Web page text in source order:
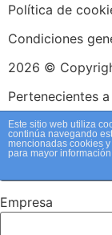
Política de
Condiciones
2026 ©
Pertenecientes
Este sitio web utiliza
continúa navegando
mencionadas cookies
para mayor información.
Persona de
Empresa